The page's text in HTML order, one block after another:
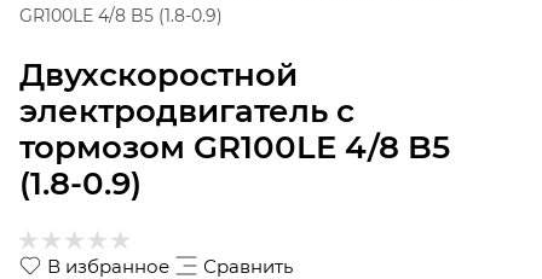
Двухскоростной
электродвигатель с
тормозом GR100LE 4/8 B5
(1.8-0.9)
GR100LE 4/8 B5 (1.8-0.9)
В избранное Сравнить